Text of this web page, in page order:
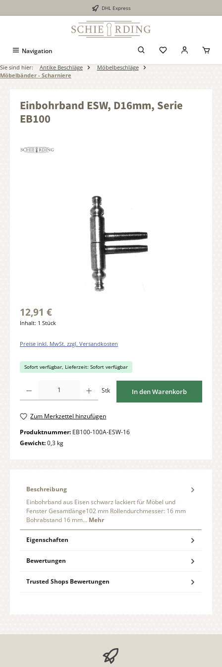
DHL Express
Navigation
Sie sind hier: Antike Beschläge
Möbelbeschläge
Möbelbänder - Scharniere
Einbohrband ESW, D16mm, Serie
EB100
12,91 €
Inhalt: 1 Stück
Preise inkl. MwSt. zzgl. Versandkosten
Sofort verfügbar, Lieferzeit: Sofort verfügbar
Stk In den Warenkorb
Zum Merkzettel hinzufügen
Produktnummer: EB100-100A-ESW-16
Gewicht:0,3 kg
Beschreibung
Einbohrband aus Eisen schwarz lackiert für Möbel und
Fenster Gesamtlänge102 mm Rollendurchmesser: 16 mm
Bohrabstand 16 mm… Mehr
Eigenschaften
Bewertungen
Trusted Shops Bewertungen